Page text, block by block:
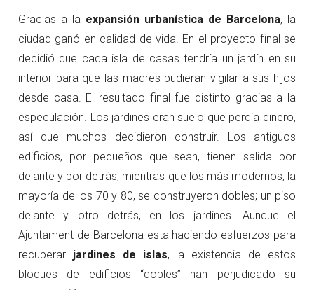
Gracias a la expansión urbanística de Barcelona, la
ciudad ganó en calidad de vida. En el proyecto final se
decidió que cada isla de casas tendría un jardín en su
interior para que las madres pudieran vigilar a sus hijos
desde casa. El resultado final fue distinto gracias a la
especulación. Los jardines eran suelo que perdía dinero,
así que muchos decidieron construir. Los antiguos
edificios, por pequeños que sean, tienen salida por
delante y por detrás, mientras que los más modernos, la
mayoría de los 70 y 80, se construyeron dobles; un piso
delante y otro detrás, en los jardines. Aunque el
Ajuntament de Barcelona esta haciendo esfuerzos para
recuperar jardines de islas, la existencia de estos
bloques de edificios “dobles” han perjudicado su